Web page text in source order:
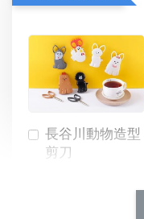
長谷川動物造型
剪刀